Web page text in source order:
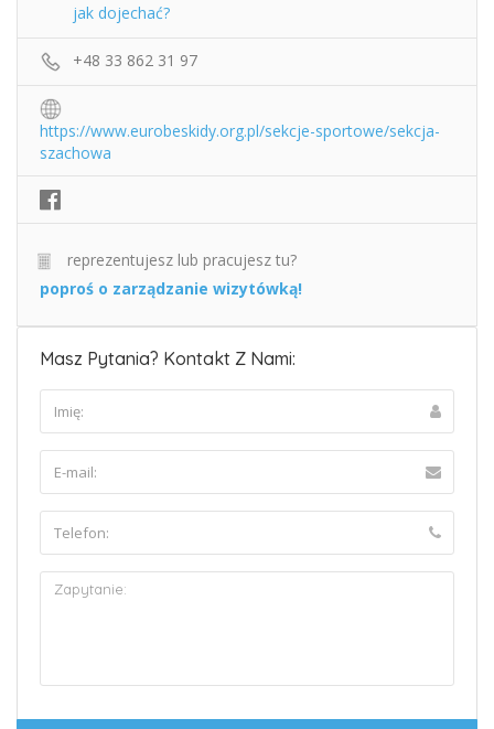
jak dojechać?
+48 33 862 31 97
https://www.eurobeskidy.org.pl/sekcje-sportowe/sekcja-
szachowa
reprezentujesz lub pracujesz tu?
poproś o zarządzanie wizytówką!
Masz Pytania? Kontakt Z Nami: